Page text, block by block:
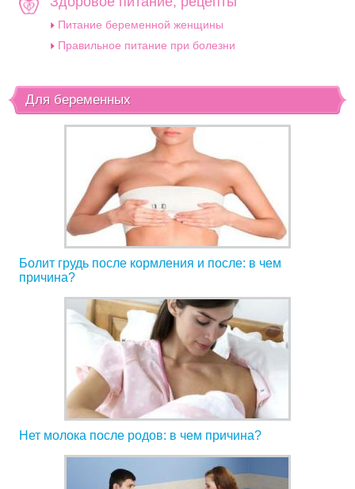
Питание беременной женщины
Правильное питание при болезни
Для беременных
Болит грудь после кормления и после: в чем
причина?
Нет молока после родов: в чем причина?